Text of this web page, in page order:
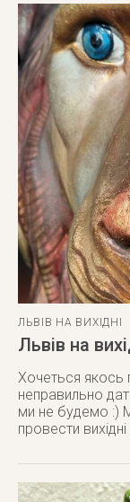
ЛЬВІВ НА ВИХІДНІ
Львів на
Хочеться якось
неправильно
ми не будемо :)
провести